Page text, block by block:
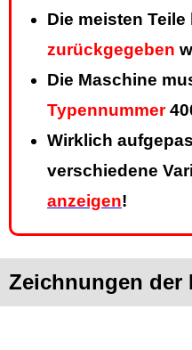
Die meisten Teile
zurückgegeben
Die Maschine
Typennummer
Wirklich
verschiedene
anzeigen!
Zeichnungen der